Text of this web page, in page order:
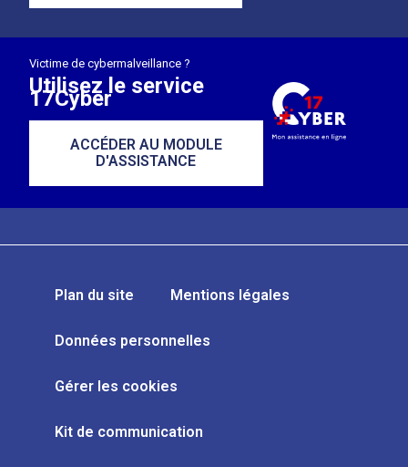
Victime de cybermalveillance ?
Utilisez le service
17Cyber
ACCÉDER AU MODULE
D'ASSISTANCE
Plan du site Mentions légales
Données personnelles
Gérer les cookies
Kit de communication